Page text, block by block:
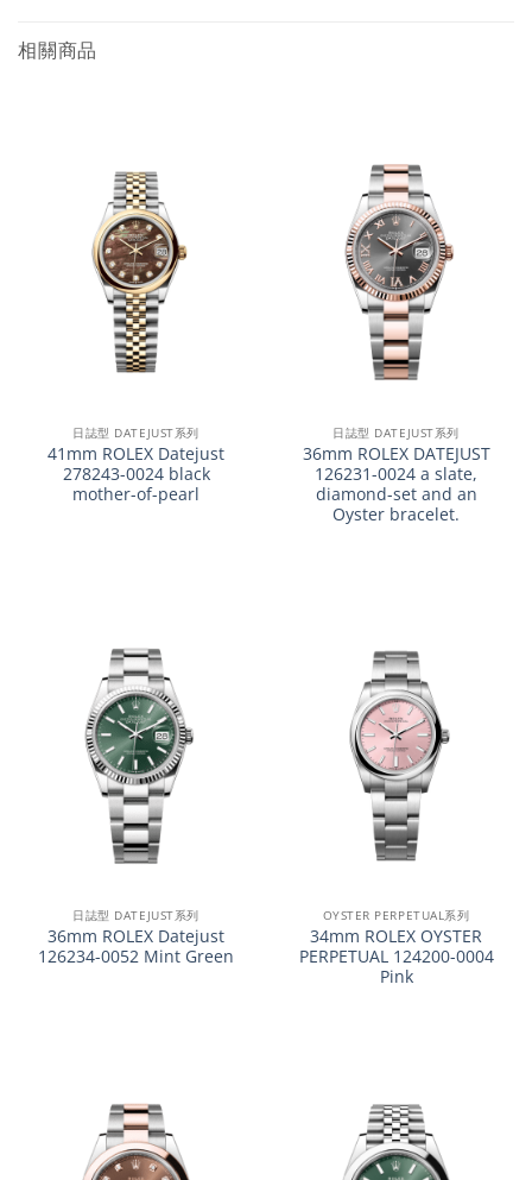
相關商品
日誌型 DATEJUST系列
41mm ROLEX Datejust
278243-0024 black
mother-of-pearl
日誌型 DATEJUST系列
36mm ROLEX DATEJUST
126231-0024 a slate,
diamond-set and an
Oyster bracelet.
日誌型 DATEJUST系列
36mm ROLEX Datejust
126234-0052 Mint Green
OYSTER PERPETUAL系列
34mm ROLEX OYSTER
PERPETUAL 124200-0004
Pink